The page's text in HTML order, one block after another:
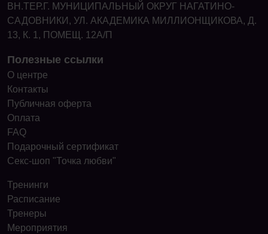
ВН.ТЕР.Г. МУНИЦИПАЛЬНЫЙ ОКРУГ НАГАТИНО-
САДОВНИКИ, УЛ. АКАДЕМИКА МИЛЛИОНЩИКОВА, Д.
13, К. 1, ПОМЕЩ. 12А/П
Полезные ссылки
О центре
Контакты
Публичная оферта
Оплата
FAQ
Подарочный сертификат
Секс-шоп "Точка любви"
Тренинги
Расписание
Тренеры
Мероприятия